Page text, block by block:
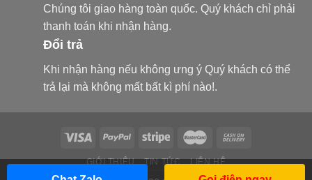
Chúng tôi giao hàng toàn quốc. Quý khách chỉ phải
thanh toán khi nhận hàng.
Đổi trả
Khi nhận hàng nếu không ưng ý Quý khách có thể
trả lại mà không mất bất kì phí nào!.
GIỚI THIỆU TIN TỨC LIÊN HỆ